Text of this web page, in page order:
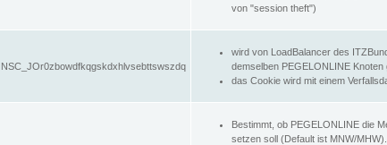
von "session theft")
NSC_JOr0zbowdfkqgskdxhlvsebttswszdq
wird von LoadBalancer des
demselben PEGELONLINE
das Cookie wird mit einem
Bestimmt, ob PEGELONLINE die
setzen soll (Default ist MNW/